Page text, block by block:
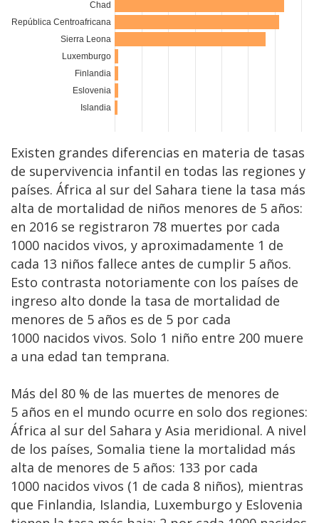
Existen grandes diferencias en materia de tasas
de supervivencia infantil en todas las regiones y
países. África al sur del Sahara tiene la tasa más
alta de mortalidad de niños menores de 5 años:
en 2016 se registraron 78 muertes por cada
1000 nacidos vivos, y aproximadamente 1 de
cada 13 niños fallece antes de cumplir 5 años.
Esto contrasta notoriamente con los países de
ingreso alto donde la tasa de mortalidad de
menores de 5 años es de 5 por cada
1000 nacidos vivos. Solo 1 niño entre 200 muere
a una edad tan temprana.
Más del 80 % de las muertes de menores de
5 años en el mundo ocurre en solo dos regiones:
África al sur del Sahara y Asia meridional. A nivel
de los países, Somalia tiene la mortalidad más
alta de menores de 5 años: 133 por cada
1000 nacidos vivos (1 de cada 8 niños), mientras
que Finlandia, Islandia, Luxemburgo y Eslovenia